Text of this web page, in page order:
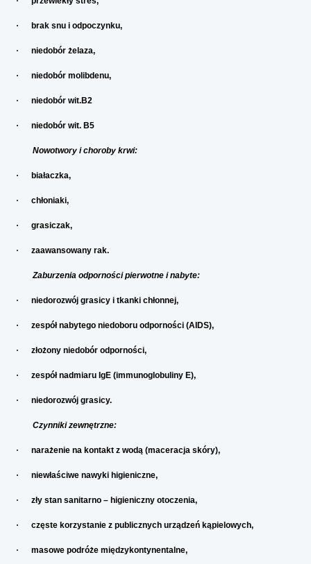
· brak snu i odpoczynku,
· niedobór żelaza,
· niedobór molibdenu,
· niedobór wit.B2
· niedobór wit. B5
Nowotwory i choroby krwi:
· białaczka,
· chłoniaki,
· grasiczak,
· zaawansowany rak.
Zaburzenia odporności pierwotne i nabyte:
· niedorozwój grasicy i tkanki chłonnej,
· zespół nabytego niedoboru odporności (AIDS),
· złożony niedobór odporności,
· zespół nadmiaru IgE (immunoglobuliny E),
· niedorozwój grasicy.
Czynniki zewnętrzne:
· narażenie na kontakt z wodą (maceracja skóry),
· niewłaściwe nawyki higieniczne,
· zły stan sanitarno – higieniczny otoczenia,
· częste korzystanie z publicznych urządzeń kąpielowych,
· masowe podróże międzykontynentalne,